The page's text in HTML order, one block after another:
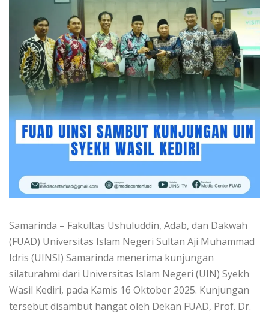
Samarinda – Fakultas Ushuluddin, Adab, dan Dakwah
(FUAD) Universitas Islam Negeri Sultan Aji Muhammad
Idris (UINSI) Samarinda menerima kunjungan
silaturahmi dari Universitas Islam Negeri (UIN) Syekh
Wasil Kediri, pada Kamis 16 Oktober 2025. Kunjungan
tersebut disambut hangat oleh Dekan FUAD, Prof. Dr.